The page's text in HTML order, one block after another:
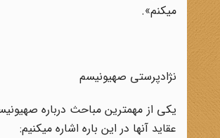
می‏کنم».
نژادپرستی صهیونیسم
یکی از مهم‏ترین مباحث درباره
عقاید آنها در این باره اشاره می‏کنیم: